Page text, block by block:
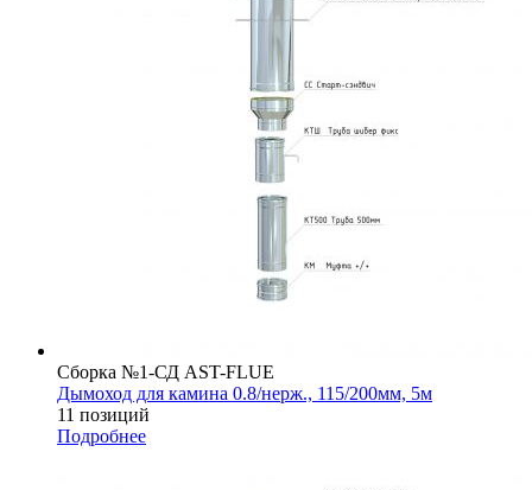
Сборка №1-СД AST-FLUE
Дымоход для камина 0.8/нерж., 115/200мм, 5м
11 позиций
Подробнее